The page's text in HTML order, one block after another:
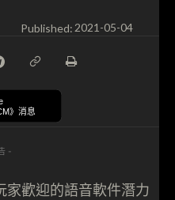
Published:2021-05-04
》消息
-
歡迎的語音軟件潛力